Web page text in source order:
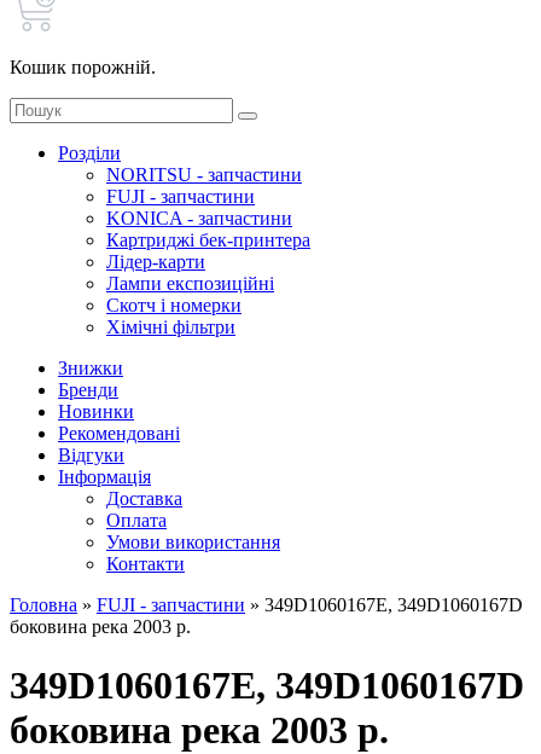
Кошик порожній.
Розділи
NORITSU - запчастини
FUJI - запчастини
KONICA - запчастини
Картриджі бек-принтера
Лідер-карти
Лампи експозиційні
Скотч і номерки
Хімічні фільтри
Знижки
Бренди
Новинки
Рекомендовані
Відгуки
Інформація
Доставка
Оплата
Умови використання
Контакти
Головна » FUJI - запчастини » 349D1060167E, 349D1060167D
боковина река 2003 р.
349D1060167E, 349D1060167D
боковина река 2003 р.